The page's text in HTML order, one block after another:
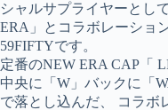
シャルサプライヤーとし
ERA」とコラボレーショ
59FIFTYです。
定番のNEW ERA CAP「
中央に「W」バックに「
で落とし込んだ、 コラボ